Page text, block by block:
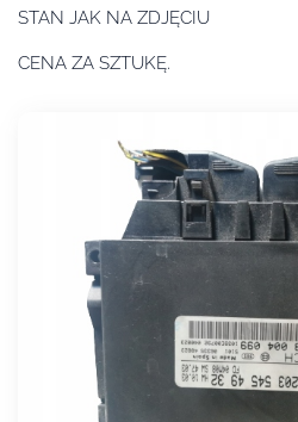
STAN JAK NA ZDJĘCIU
CENA ZA SZTUKĘ.